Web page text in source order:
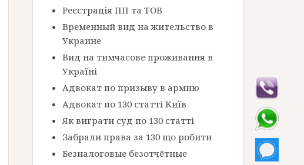
Реєстрація ПП та ТОВ
Временный вид на жительство в
Украине
Вид на тимчасове проживання в
Україні
Адвокат по призыву в армию
Адвокат по 130 статті Київ
Як виграти суд по 130 статті
Забрали права за 130 що робити
Безналоговые безотчётные